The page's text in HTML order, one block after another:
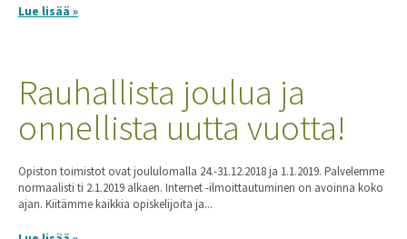
Lue lisää »
Rauhallista joulua ja
onnellista uutta vuotta!
Opiston toimistot ovat joululomalla 24.-31.12.2018 ja 1.1.2019. Palvelemme
normaalisti ti 2.1.2019 alkaen. Internet -ilmoittautuminen on avoinna koko
ajan. Kiitämme kaikkia opiskelijoita ja...